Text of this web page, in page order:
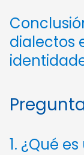
dialectos
1. ¿Qué